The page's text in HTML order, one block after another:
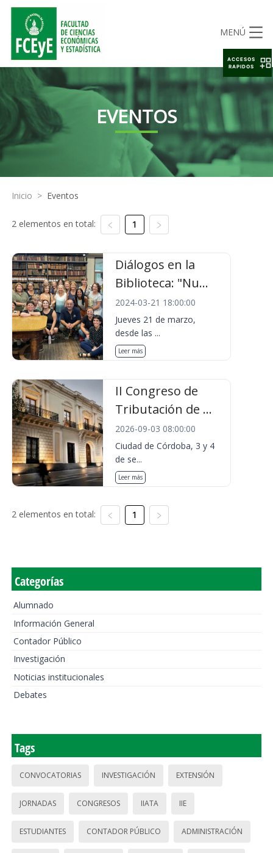
MENÚ
EVENTOS
Inicio > Eventos
2 elementos en total: 1
Diálogos en la
Biblioteca: "Nu...
2024-03-21 18:00:00
Jueves 21 de marzo,
desde las ...
Leer más
II Congreso de
Tributación de ...
2026-09-03 08:00:00
Ciudad de Córdoba, 3 y 4
de se...
Leer más
2 elementos en total: 1
Categorías
Alumnado
Información General
Contador Público
Investigación
Noticias institucionales
Debates
Tags
CONVOCATORIAS INVESTIGACIÓN EXTENSIÓN
JORNADAS CONGRESOS IIATA IIE
ESTUDIANTES CONTADOR PÚBLICO ADMINISTRACIÓN
ACCESOS
RAPIDOS